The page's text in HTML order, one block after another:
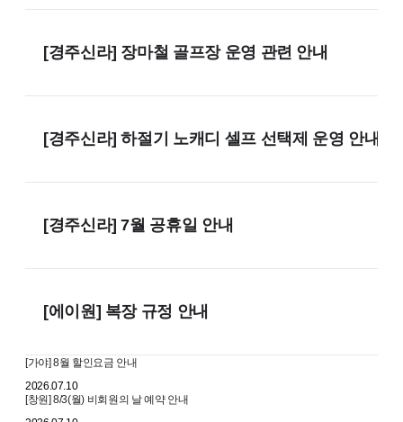
[경주신라] 장마철 골프장 운영 관련 안내
[경주신라] 하절기 노캐디 셀프 선택제 운영 안내
[경주신라] 7월 공휴일 안내
[에이원] 복장 규정 안내
[가야] 8월 할인요금 안내
2026.07.10
[창원] 8/3(월) 비회원의 날 예약 안내